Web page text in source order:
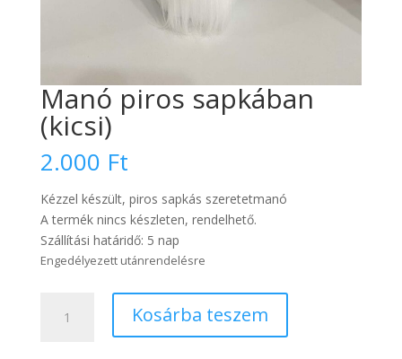
Manó piros sapkában
(kicsi)
2.000 Ft
Kézzel készült, piros sapkás szeretetmanó
A termék nincs készleten, rendelhető.
Szállítási határidő: 5 nap
Engedélyezett utánrendelésre
piros
Kosárba teszem